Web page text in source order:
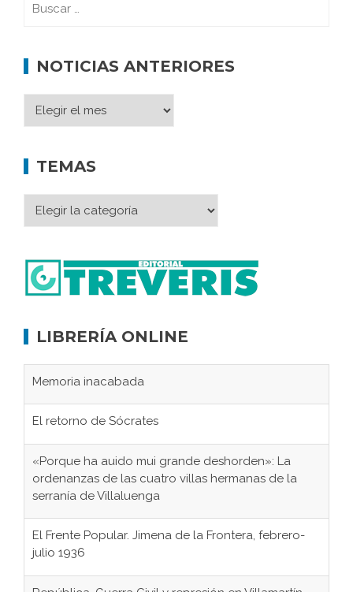
NOTICIAS ANTERIORES
TEMAS
LIBRERÍA ONLINE
ordenanzas de las cuatro villas hermanas de la
serranía de Villaluenga
julio 1936